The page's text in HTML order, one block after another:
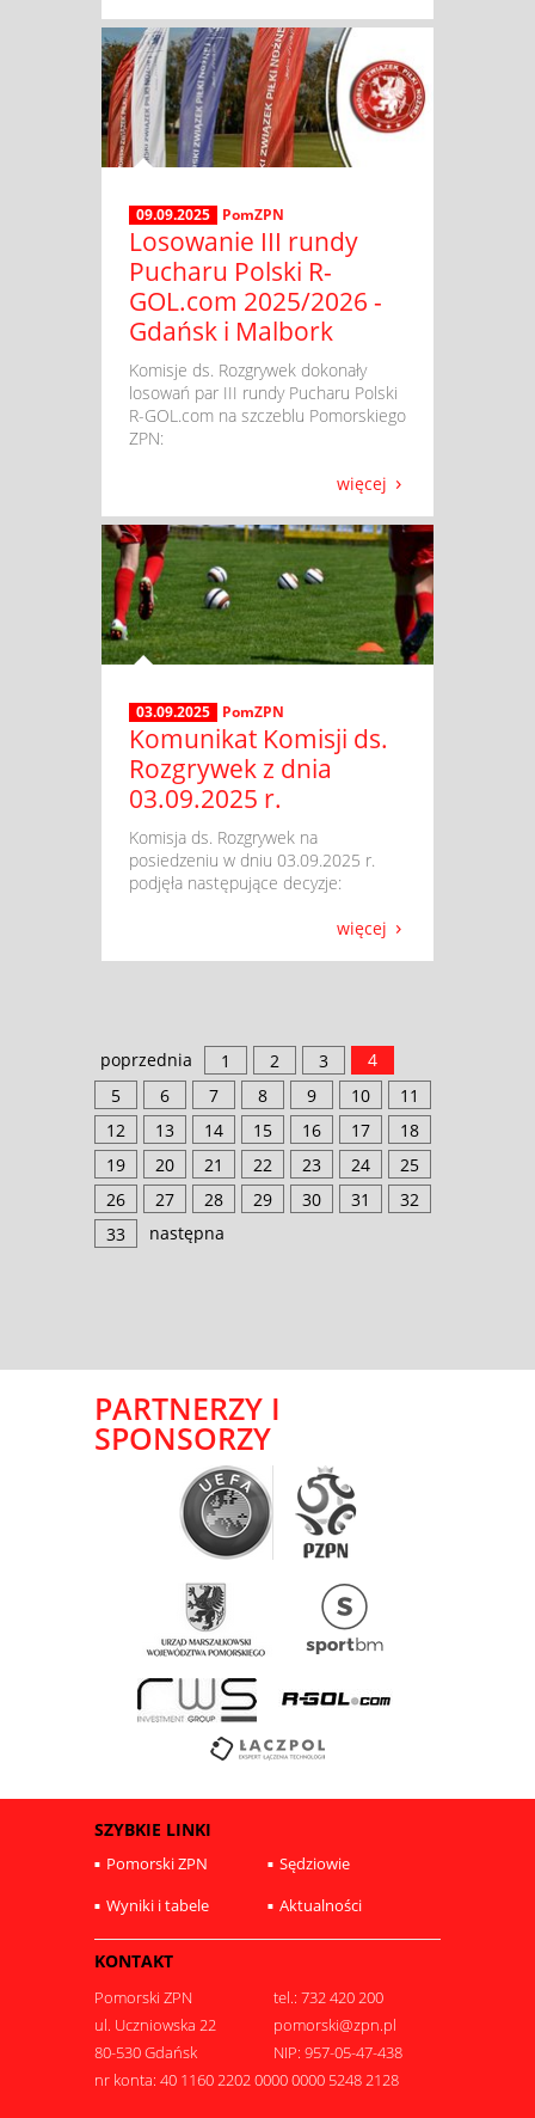
09.09.2025 PomZPN
Losowanie III rundy
Pucharu Polski R-
GOL.com 2025/2026 -
Gdańsk i Malbork
​ Komisje ds. Rozgrywek dokonały
losowań par III rundy Pucharu Polski
R-GOL.com na szczeblu Pomorskiego
ZPN:
więcej
03.09.2025 PomZPN
Komunikat Komisji ds.
Rozgrywek z dnia
03.09.2025 r.
​ Komisja ds. Rozgrywek na
posiedzeniu w dniu 03.09.2025 r.
podjęła następujące decyzje:
więcej
poprzednia 1 2 3
4
5
6 7 8 9 10
11
12
13 14 15 16 17
18
19
20 21 22 23 24
25
26
27 28 29 30 31
32
33
następna
PARTNERZY I
SPONSORZY
SZYBKIE LINKI
Pomorski ZPN
Sędziowie
Wyniki i tabele
Aktualności
KONTAKT
Pomorski ZPN
tel.: 732 420 200
ul. Uczniowska 22
pomorski@zpn.pl
80-530 Gdańsk
NIP: 957-05-47-438
nr konta: 40 1160 2202 0000 0000 5248 2128